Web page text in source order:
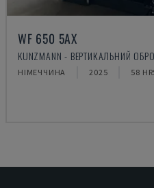
WF 650 5AX
KUNZMANN - ВЕРТИКАЛЬНИЙ
НІМЕЧЧИНА 2025 58